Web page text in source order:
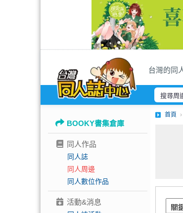
台灣的同
BOOKY書集倉庫
同人作品
同人誌
同人周邊
同人數位作品
活動&消息
首頁